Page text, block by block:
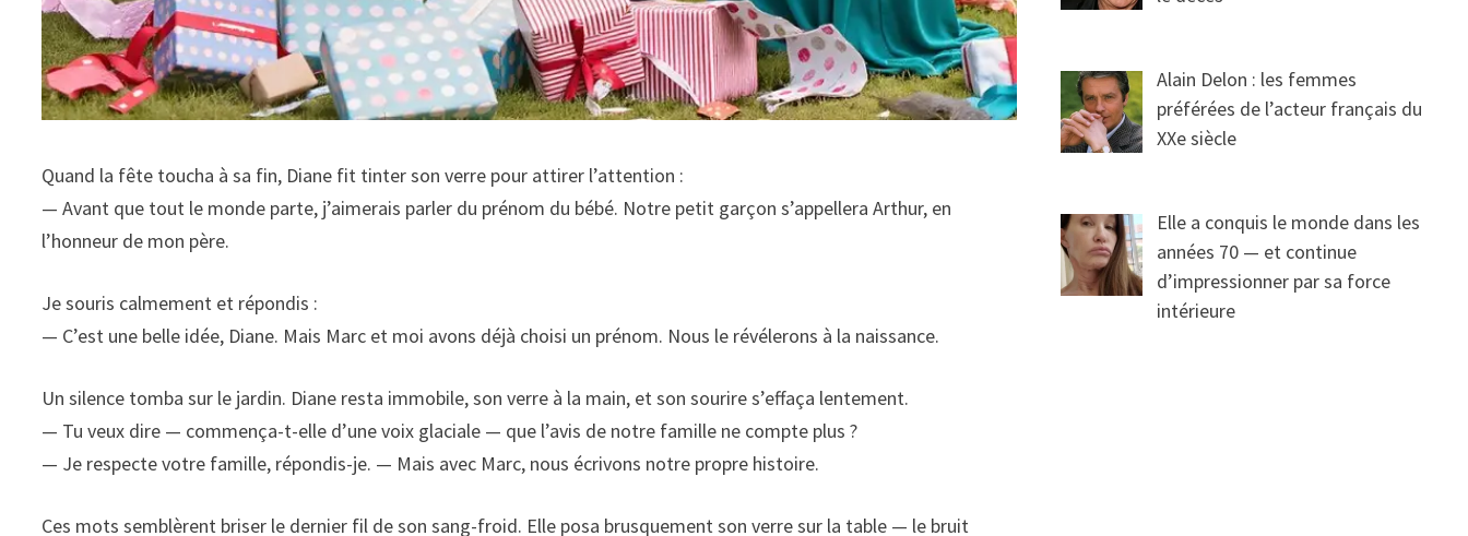
Quand la fête toucha à sa fin, Diane fit tinter son verre pour attirer l’attention :
— Avant que tout le monde parte, j’aimerais parler du prénom du bébé. Notre petit garçon s’appellera Arthur, en
l’honneur de mon père.
Je souris calmement et répondis :
— C’est une belle idée, Diane. Mais Marc et moi avons déjà choisi un prénom. Nous le révélerons à la naissance.
Un silence tomba sur le jardin. Diane resta immobile, son verre à la main, et son sourire s’effaça lentement.
— Tu veux dire — commença-t-elle d’une voix glaciale — que l’avis de notre famille ne compte plus ?
— Je respecte votre famille, répondis-je. — Mais avec Marc, nous écrivons notre propre histoire.
Ces mots semblèrent briser le dernier fil de son sang-froid. Elle posa brusquement son verre sur la table — le bruit
Alain Delon : les femmes
préférées de l’acteur français du
XXe siècle
Elle a conquis le monde dans les
années 70 — et continue
d’impressionner par sa force
intérieure